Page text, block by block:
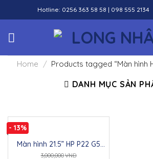
to
content
Hotline: 0256 363 58 58 | 098 555 2134
Home / Products tagged “Màn hình
DANH MỤC SẢN
- 13%
Màn hình 21.5” HP P22 G5
21.5inch FHD Monitor
3,000,000VNĐ